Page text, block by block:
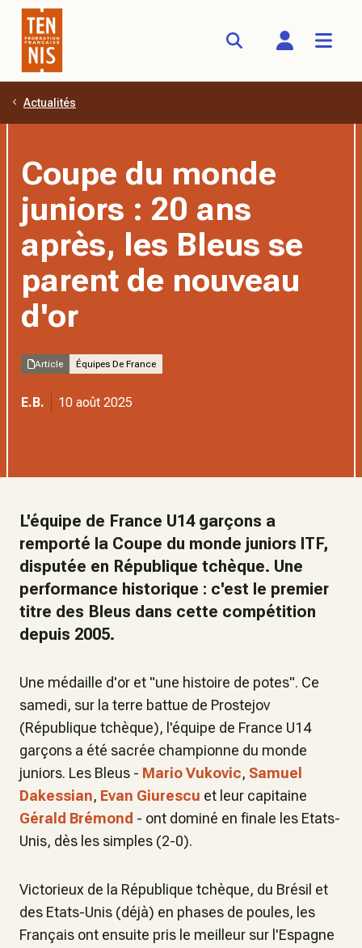
Aller au contenu principal
Actualités
Coupe du monde
juniors : 20 ans
après, les Bleus se
parent de nouveau
d'or
Article Équipes De France
E.B. 10 août 2025
L'équipe de France U14 garçons a
remporté la Coupe du monde juniors ITF,
disputée en République tchèque. Une
performance historique : c'est le premier
titre des Bleus dans cette compétition
depuis 2005.
Une médaille d'or et "une histoire de potes". Ce
samedi, sur la terre battue de Prostejov
(République tchèque), l'équipe de France U14
garçons a été sacrée championne du monde
juniors. Les Bleus - Mario Vukovic, Samuel
Dakessian, Evan Giurescu et leur capitaine
Gérald Brémond - ont dominé en finale les Etats-
Unis, dès les simples (2-0).
Victorieux de la République tchèque, du Brésil et
des Etats-Unis (déjà) en phases de poules, les
Français ont ensuite pris le meilleur sur l'Espagne